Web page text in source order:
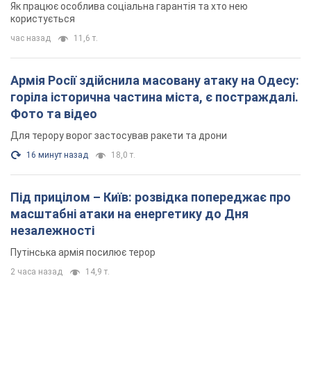
Як працює особлива соціальна гарантія та хто нею
користується
час назад 11,6 т.
Армія Росії здійснила масовану атаку на Одесу:
горіла історична частина міста, є постраждалі.
Фото та відео
Для терору ворог застосував ракети та дрони
16 минут назад 18,0 т.
Під прицілом – Київ: розвідка попереджає про
масштабні атаки на енергетику до Дня
незалежності
Путінська армія посилює терор
2 часа назад 14,9 т.